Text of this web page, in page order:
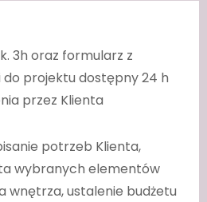
3h oraz formularz z
projektu dostępny 24 h
przez Klienta
potrzeb Klienta,
wybranych elementów
wnętrza, ustalenie budżetu